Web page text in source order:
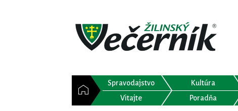
Spravodajstvo Kultúra
Vitajte
Poradňa